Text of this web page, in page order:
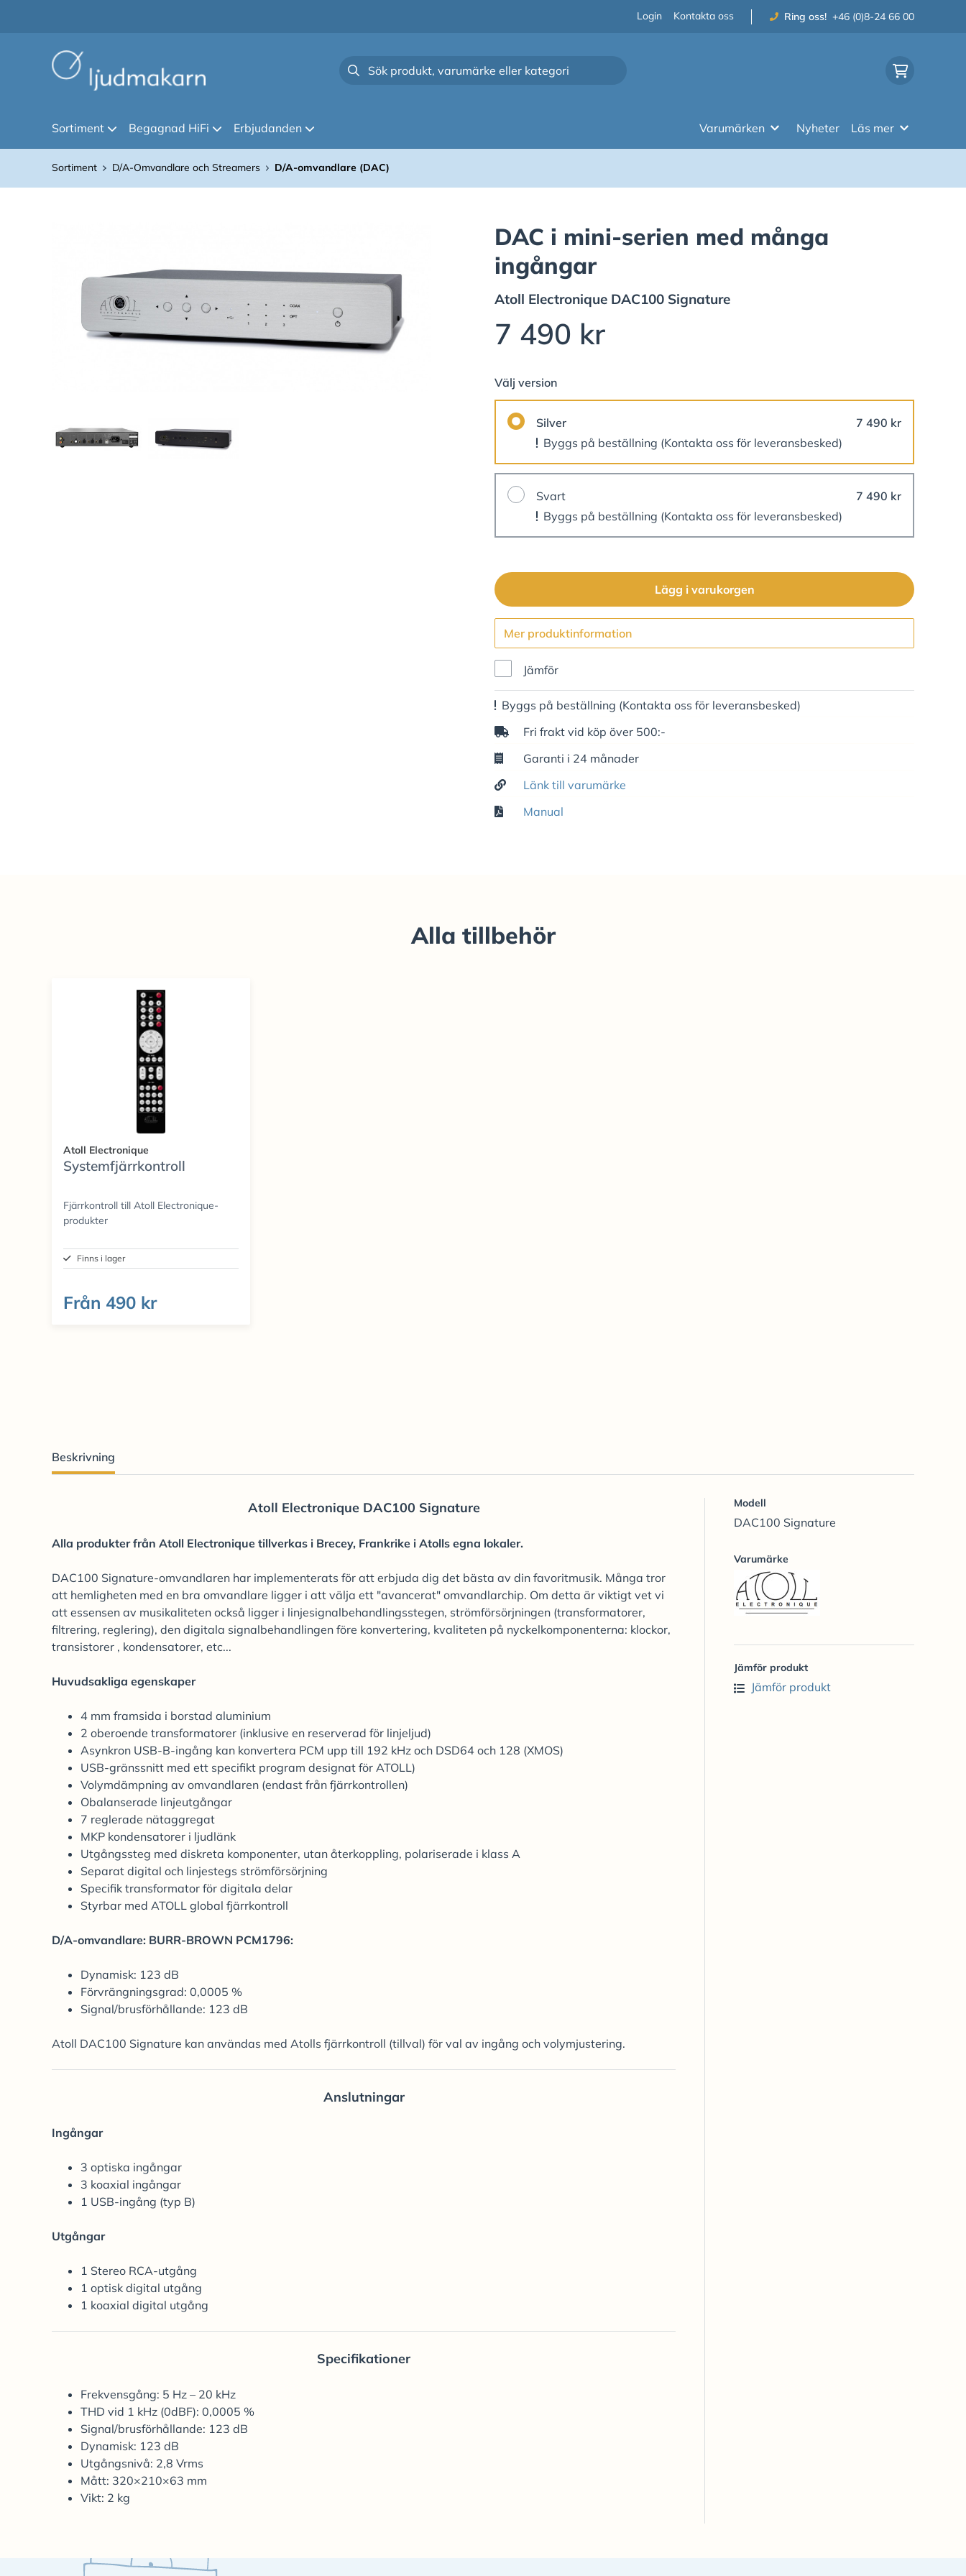
Login Kontakta oss Ring oss! +46 (0)8-24 66 00
Sortiment Begagnad HiFi Erbjudanden Varumärken Nyheter Läs mer
Sortiment D/A-Omvandlare och Streamers D/A-omvandlare (DAC)
DAC i mini-serien med många
ingångar
Atoll Electronique DAC100 Signature
7 490 kr
Välj version
Silver
7 490 kr
Byggs på beställning (Kontakta oss för leveransbesked)
Svart
7 490 kr
Byggs på beställning (Kontakta oss för leveransbesked)
Lägg i varukorgen
Mer produktinformation
Jämför
Byggs på beställning (Kontakta oss för leveransbesked)
Fri frakt vid köp över 500:-
Garanti i 24 månader
Länk till varumärke
Manual
Alla tillbehör
Atoll Electronique
Systemfjärrkontroll
Fjärrkontroll till Atoll Electronique-
produkter
Finns i lager
Från 490 kr
Beskrivning
Atoll Electronique DAC100 Signature
Alla produkter från Atoll Electronique tillverkas i Brecey, Frankrike i Atolls egna lokaler.
DAC100 Signature-omvandlaren har implementerats för att erbjuda dig det bästa av din favoritmusik. Många tror
att hemligheten med en bra omvandlare ligger i att välja ett "avancerat" omvandlarchip. Om detta är viktigt vet vi
att essensen av musikaliteten också ligger i linjesignalbehandlingsstegen, strömförsörjningen (transformatorer,
filtrering, reglering), den digitala signalbehandlingen före konvertering, kvaliteten på nyckelkomponenterna: klockor,
transistorer , kondensatorer, etc...
Huvudsakliga egenskaper
4 mm framsida i borstad aluminium
2 oberoende transformatorer (inklusive en reserverad för linjeljud)
Asynkron USB-B-ingång kan konvertera PCM upp till 192 kHz och DSD64 och 128 (XMOS)
USB-gränssnitt med ett specifikt program designat för ATOLL)
Volymdämpning av omvandlaren (endast från fjärrkontrollen)
Obalanserade linjeutgångar
7 reglerade nätaggregat
MKP kondensatorer i ljudlänk
Utgångssteg med diskreta komponenter, utan återkoppling, polariserade i klass A
Separat digital och linjestegs strömförsörjning
Specifik transformator för digitala delar
Styrbar med ATOLL global fjärrkontroll
D/A-omvandlare: BURR-BROWN PCM1796:
Dynamisk: 123 dB
Förvrängningsgrad: 0,0005 %
Signal/brusförhållande: 123 dB
Atoll DAC100 Signature kan användas med Atolls fjärrkontroll (tillval) för val av ingång och volymjustering.
Anslutningar
Ingångar
3 optiska ingångar
3 koaxial ingångar
1 USB-ingång (typ B)
Utgångar
1 Stereo RCA-utgång
1 optisk digital utgång
1 koaxial digital utgång
Specifikationer
Frekvensgång: 5 Hz – 20 kHz
THD vid 1 kHz (0dBF): 0,0005 %
Signal/brusförhållande: 123 dB
Dynamisk: 123 dB
Utgångsnivå: 2,8 Vrms
Mått: 320×210×63 mm
Vikt: 2 kg
Modell
DAC100 Signature
Varumärke
Jämför produkt
Jämför produkt